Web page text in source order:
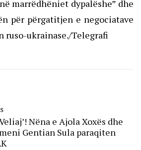
marrëdhëniet dypalëshe” dhe
për përgatitjen e negociatave
ruso-ukrainase./Telegrafi
Nëna e Ajola Xoxës dhe
Gentian Sula paraqiten